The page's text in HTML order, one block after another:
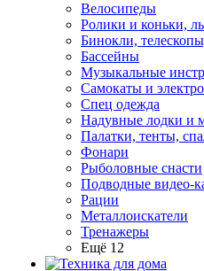
Велосипеды
Ролики и коньки,
Бинокли,
Бассейны
Музыкальные
Самокаты и
Спец одежда
Надувные лодки и
Палатки, тенты,
Фонари
Рыболовные снасти
Подводные видео-
Рации
Металлоискатели
Тренажеры
Ещё 12